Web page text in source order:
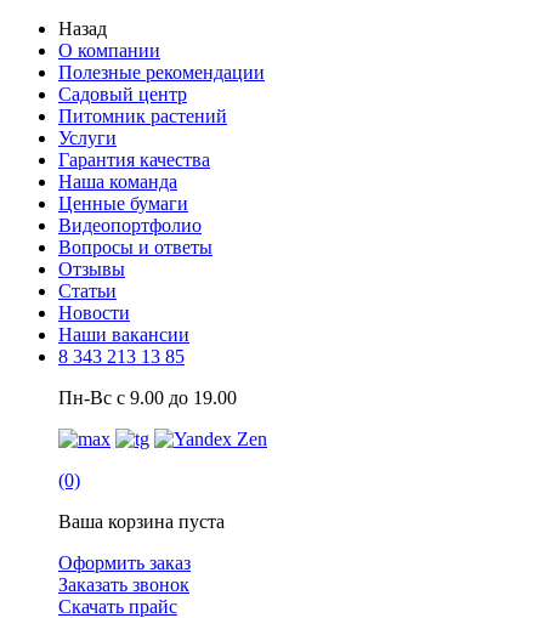
Назад
О компании
Полезные рекомендации
Садовый центр
Питомник растений
Услуги
Гарантия качества
Наша команда
Ценные бумаги
Видеопортфолио
Вопросы и ответы
Отзывы
Статьи
Новости
Наши вакансии
8 343 213 13 85
Пн-Вс с 9.00 до 19.00
(0)
Ваша корзина пуста
Оформить заказ
Заказать звонок
Скачать прайс